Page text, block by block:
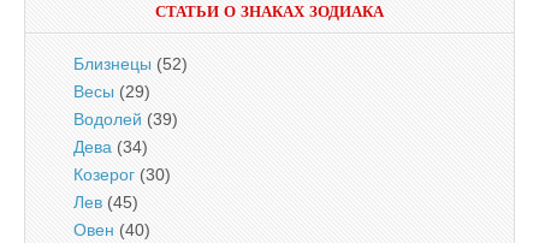
СТАТЬИ О ЗНАКАХ ЗОДИАКА
Близнецы (52)
Весы (29)
Водолей (39)
Дева (34)
Козерог (30)
Лев (45)
Овен (40)